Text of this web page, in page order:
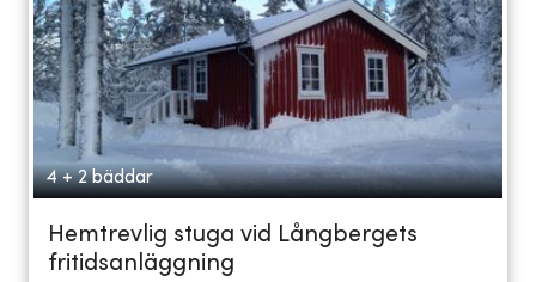
4 + 2 bäddar
Hemtrevlig stuga vid Långbergets
fritidsanläggning